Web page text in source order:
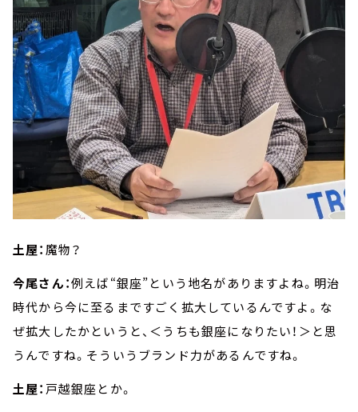
土屋： 魔物？
今尾さん：例えば“銀座”という地名がありますよね。明治
時代から今に至るまですごく拡大しているんですよ。な
ぜ拡大したかというと、＜うちも銀座になりたい！＞と思
うんですね。そういうブランド力があるんですね。
土屋： 戸越銀座とか。